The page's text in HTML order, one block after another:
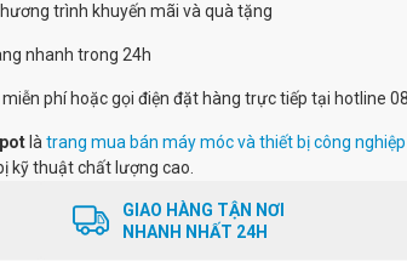
trình khuyến mãi và quà tặng
nhanh trong 24h
phí hoặc gọi điện đặt hàng trực tiếp tại hotline
là trang mua bán máy móc và thiết bị công nghiệp
kỹ thuật chất lượng cao.
GIAO HÀNG TẬN NƠI
NHANH NHẤT 24H